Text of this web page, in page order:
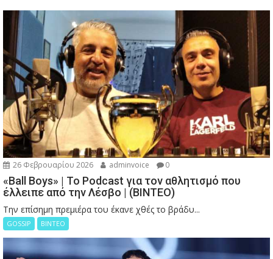
26 Φεβρουαρίου 2026 adminvoice 0
«Ball Boys» | Το Podcast για τον αθλητισμό που
έλλειπε από την Λέσβο | (ΒΙΝΤΕΟ)
Την επίσημη πρεμιέρα του έκανε χθές το βράδυ...
GOSSIP ΒΙΝΤΕΟ